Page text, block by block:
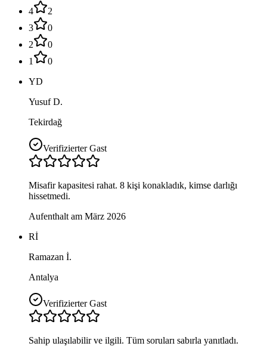
4
2
3
0
2
0
1
0
YD
Yusuf D.
Tekirdağ
Verifizierter Gast
Misafir kapasitesi rahat. 8 kişi konakladık, kimse darlığı
hissetmedi.
Aufenthalt am März 2026
Rİ
Ramazan İ.
Antalya
Verifizierter Gast
Sahip ulaşılabilir ve ilgili. Tüm soruları sabırla yanıtladı.